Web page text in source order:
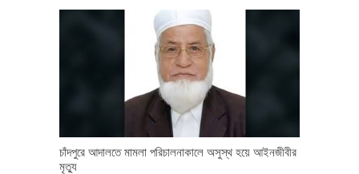
চাঁদপুরে আদালতে মামলা পরিচালনাকালে অসুস্থ হয়ে আইনজীবীর
মৃত্যু